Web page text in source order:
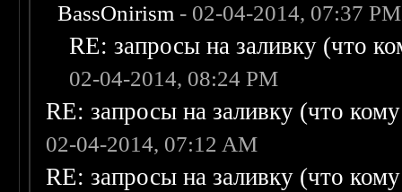
BassOnirism - 02-04-2014, 07:37 PM
RE: запросы на заливку (что
02-04-2014, 08:24 PM
RE: запросы на заливку (что
02-04-2014, 07:12 AM
RE: запросы на заливку (что